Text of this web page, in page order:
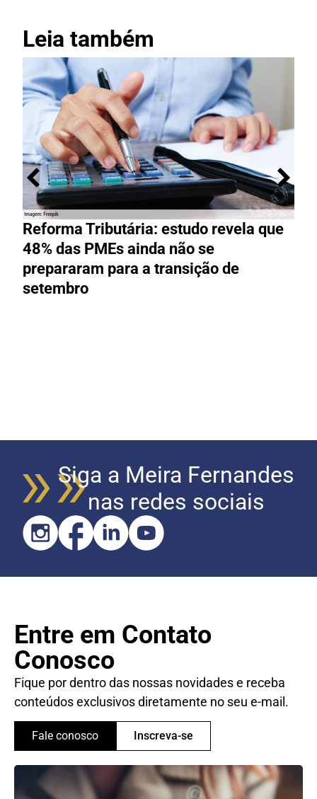
Leia também
Reforma Tributária: estudo revela que
48% das PMEs ainda não se
prepararam para a transição de
setembro
Siga a Meira Fernandes
nas redes sociais
Entre em Contato
Conosco
Fique por dentro das nossas novidades e receba
conteúdos exclusivos diretamente no seu e-mail.
Fale conosco Inscreva-se